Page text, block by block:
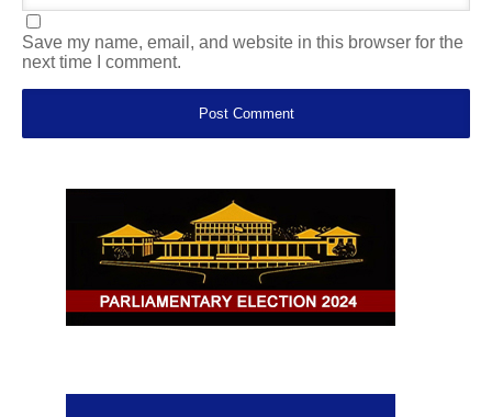
Save my name, email, and website in this browser for the
next time I comment.